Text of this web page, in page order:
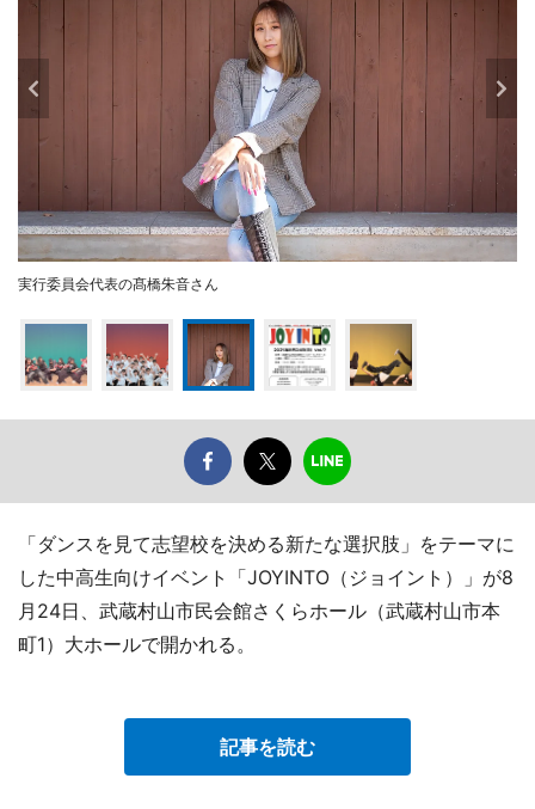
実行委員会代表の髙橋朱音さん
「ダンスを見て志望校を決める新たな選択肢」をテーマに
した中高生向けイベント「JOYINTO（ジョイント）」が8
月24日、武蔵村山市民会館さくらホール（武蔵村山市本
町1）大ホールで開かれる。
記事を読む